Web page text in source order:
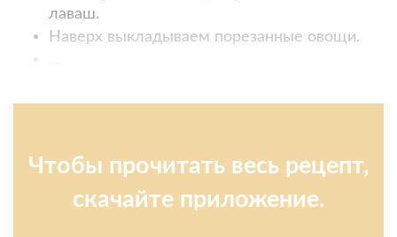
лаваш.
Наверх выкладываем порезанные овощи.
Чтобы прочитать весь рецепт,
скачайте приложение.